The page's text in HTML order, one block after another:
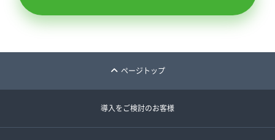
ページトップ
導入をご検討のお客様